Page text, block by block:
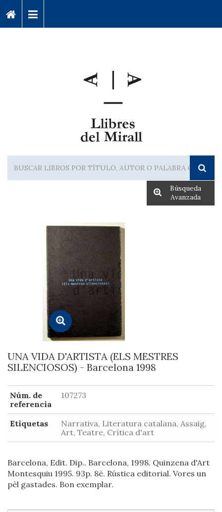
Búsqueda
Avanzada
UNA VIDA D'ARTISTA (ELS MESTRES
SILENCIOSOS) - Barcelona 1998
Núm. de
referencia
107273
Etiquetas
Narrativa, Literatura catalana, Assaig,
Art, Teatre, Crítica d'art
Barcelona, Edit. Dip.. Barcelona, 1998. Quinzena d'Art
Montesquiu 1995. 93p. 8è. Rústica editorial. Vores un
pèl gastades. Bon exemplar.